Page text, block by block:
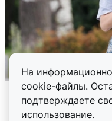
На
cookie-файлы.
подтверждаете
использование.
Волгоградцы
мобильного